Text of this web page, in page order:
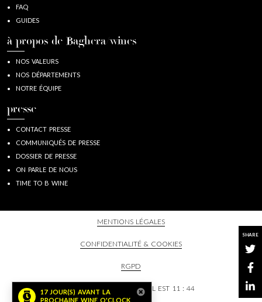
17 JOUR(S) AVANT LA
PROCHAINE WINE O'CLOCK
SHARE
FAQ
GUIDES
à propos de Baghera/wines
NOS VALEURS
NOS DÉPARTEMENTS
NOTRE ÉQUIPE
presse
CONTACT PRESSE
COMMUNIQUÉS DE PRESSE
DOSSIER DE PRESSE
ON PARLE DE NOUS
TIME TO B WINE
MENTIONS LÉGALES
CONFIDENTIALITÉ & COOKIES
RGPD
CHEZ BAGHERA/WINES, IL EST 11 : 44